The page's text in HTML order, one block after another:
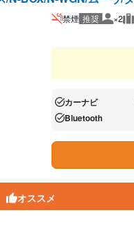
禁煙 推奨 推奨
×2
あり:カーナビ
あり:Bluetooth
オススメ